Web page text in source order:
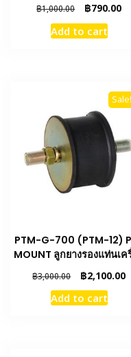
฿1,000.00
Original
price
was:
฿790.00
Add to cart
Sale!
PTM-G-700 (PTM-12)
MOUNT ลูกยางรองแท่นเค
฿3,000.00
Original
price
was:
฿2,100.00
Add to cart